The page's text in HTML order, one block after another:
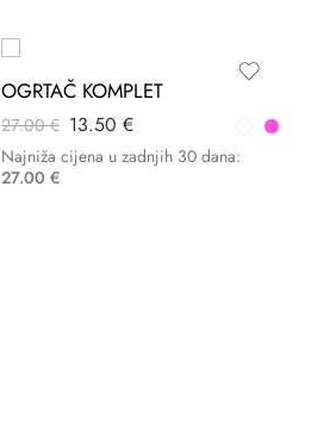
OGRTAČ KOMPLET
27.00€ 13.50 €
Najniža cijena u zadnjih 30 dana:
27.00 €